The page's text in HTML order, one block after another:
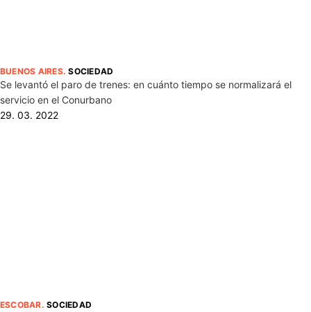
BUENOS AIRES.SOCIEDAD
Se levantó el paro de trenes: en cuánto tiempo se normalizará el
servicio en el Conurbano
29. 03. 2022
ESCOBAR.SOCIEDAD